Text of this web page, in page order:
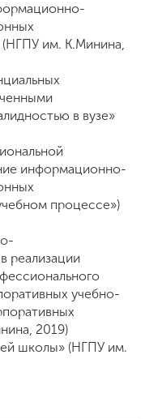
(НГПУ им. К.Минина,
в вузе»
информационно-
процессе»)
реализации
учебно-
2019)
школы» (НГПУ им.